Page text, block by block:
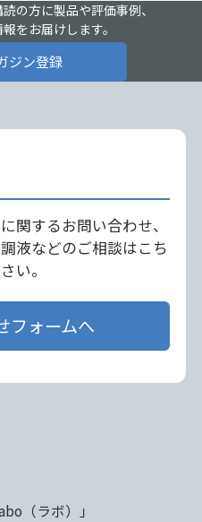
の方に製品や評価事例、
をお届けします。
ジン登録
関するお問い合わせ、
液などのご相談はこち
い。
フォームへ
（ラボ）」